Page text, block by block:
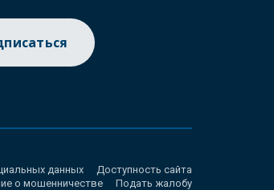
данных
Доступность сайта
о мошенничестве Подать жалобу